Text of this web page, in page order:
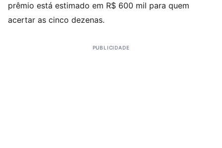
prêmio está estimado em R$ 600 mil para quem
acertar as cinco dezenas.
PUBLICIDADE